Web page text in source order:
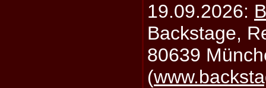
19.09.2026:
Backstage,
80639
(